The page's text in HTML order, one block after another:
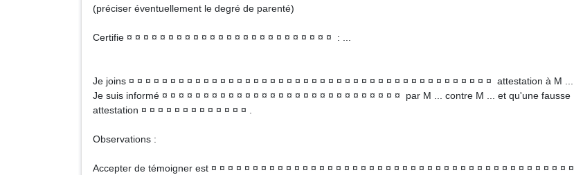
(préciser éventuellement le degré de parenté)
Certifie ¤ ¤ ¤ ¤ ¤ ¤ ¤ ¤ ¤ ¤ ¤ ¤ ¤ ¤ ¤ ¤ ¤ ¤ ¤ ¤ ¤ ¤ ¤ ¤ ¤ : ...
Je joins ¤ ¤ ¤ ¤ ¤ ¤ ¤ ¤ ¤ ¤ ¤ ¤ ¤ ¤ ¤ ¤ ¤ ¤ ¤ ¤ ¤ ¤ ¤ ¤ ¤ ¤ ¤ ¤ ¤ ¤ ¤ ¤ ¤ ¤ ¤ ¤ ¤ ¤ ¤ ¤ ¤ ¤ ¤ ¤ attestation à M ...
Je suis informé ¤ ¤ ¤ ¤ ¤ ¤ ¤ ¤ ¤ ¤ ¤ ¤ ¤ ¤ ¤ ¤ ¤ ¤ ¤ ¤ ¤ ¤ ¤ ¤ ¤ ¤ ¤ ¤ ¤ par M ... contre M ... et qu'une fausse
attestation ¤ ¤ ¤ ¤ ¤ ¤ ¤ ¤ ¤ ¤ ¤ ¤ ¤ .
Observations :
Accepter de témoigner est ¤ ¤ ¤ ¤ ¤ ¤ ¤ ¤ ¤ ¤ ¤ ¤ ¤ ¤ ¤ ¤ ¤ ¤ ¤ ¤ ¤ ¤ ¤ ¤ ¤ ¤ ¤ ¤ ¤ ¤ ¤ ¤ ¤ ¤ ¤ ¤ ¤ ¤ ¤ ¤ ¤ ¤ ¤ ¤